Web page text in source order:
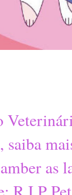
saiba
as